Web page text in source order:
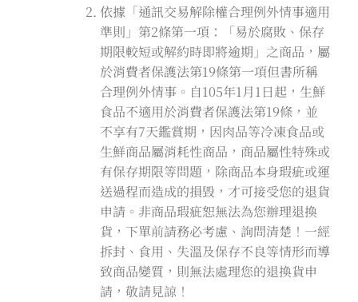
依據「通訊交易解除權合理例外情事適用
準則」第2條第一項：「易於腐敗、保存
期限較短或解約時即將逾期」之商品，屬
於消費者保護法第19條第一項但書所稱
合理例外情事。自105年1月1日起，生鮮
食品不適用於消費者保護法第19條，並
不享有7天鑑賞期，因肉品等冷凍食品或
生鮮商品屬消耗性商品，商品屬性特殊或
有保存期限等問題，除商品本身瑕疵或運
送過程而造成的損毀，才可接受您的退貨
申請。非商品瑕疵恕無法為您辦理退換
貨，下單前請務必考慮、詢問清楚！一經
拆封、食用、失溫及保存不良等情形而導
致商品變質，則無法處理您的退換貨申
請，敬請見諒！